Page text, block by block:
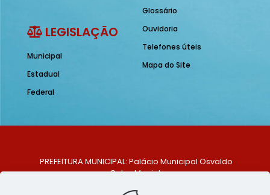
LEGISLAÇÃO
Municipal
Estadual
Federal
Glossário
Ouvidoria
Telefones úteis
Mapa do Site
PREFEITURA MUNICIPAL: Palácio Municipal Osvaldo
Celso Maciel